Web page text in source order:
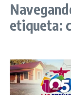
etiqueta: